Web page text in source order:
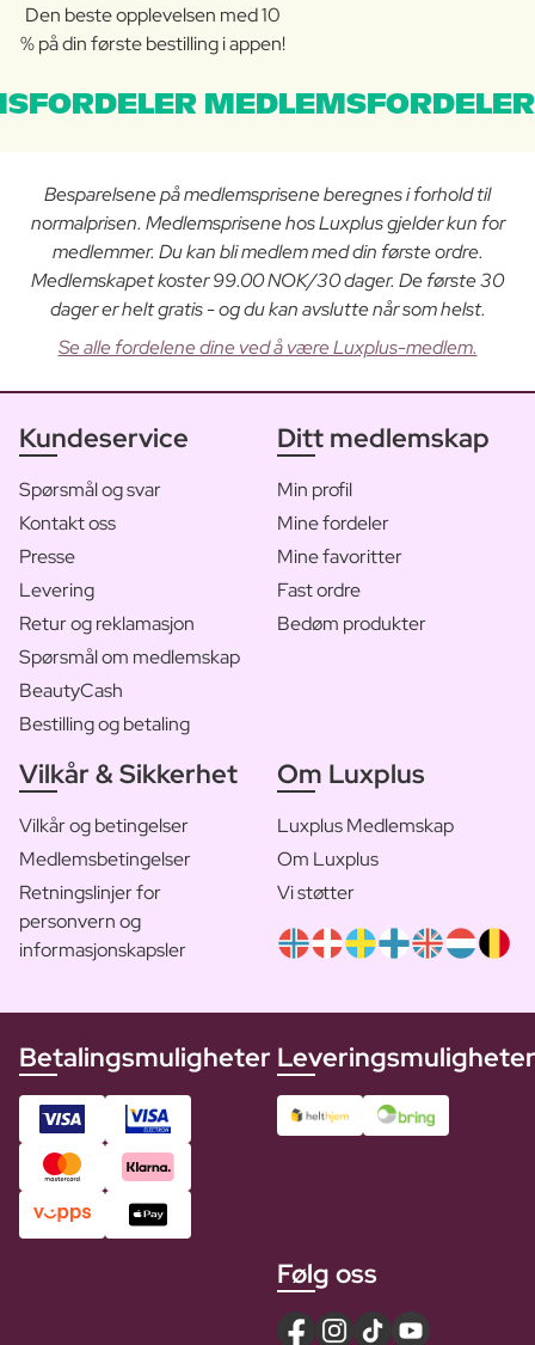
Den beste opplevelsen med 10
% på din første bestilling i appen!
Besparelsene på medlemsprisene beregnes i forhold til
normalprisen. Medlemsprisene hos Luxplus gjelder kun for
medlemmer. Du kan bli medlem med din første ordre.
Medlemskapet koster 99.00 NOK/30 dager. De første 30
dager er helt gratis - og du kan avslutte når som helst.
Se alle fordelene dine ved å være Luxplus-medlem.
Kundeservice
Spørsmål og svar
Kontakt oss
Presse
Levering
Retur og reklamasjon
Spørsmål om medlemskap
BeautyCash
Bestilling og betaling
Ditt medlemskap
Min profil
Mine fordeler
Mine favoritter
Fast ordre
Bedøm produkter
Vilkår & Sikkerhet
Vilkår og betingelser
Medlemsbetingelser
Retningslinjer for
personvern og
informasjonskapsler
Om Luxplus
Luxplus Medlemskap
Om Luxplus
Vi støtter
Betalingsmuligheter Leveringsmuligheter
Følg oss